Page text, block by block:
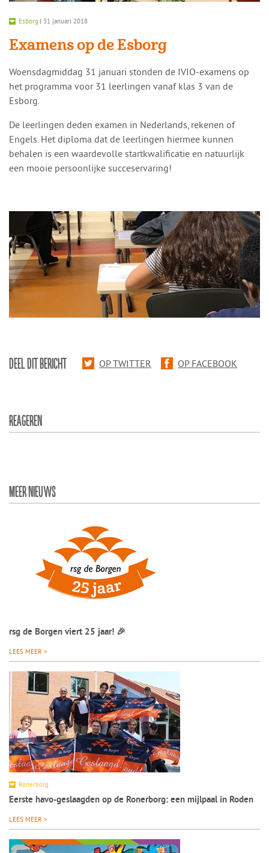
Esborg | 31 januari 2018
Examens op de Esborg
​​Woensdagmiddag 31 januari stonden de IVIO-examens op
het programma voor 31 leerlingen vanaf klas 3 van de
Esborg.
De leerlingen deden examen in Nederlands, rekenen of
Engels. Het diploma dat de leerlingen hiermee kunnen
behalen is een waardevolle startkwalificatie en natuurlijk
een mooie persoonlijke succeservaring!
DEEL DIT BERICHT OP TWITTER OP FACEBOOK
REAGEREN
MEER NIEUWS
rsg de Borgen viert 25 jaar! 🎉
LEES MEER >
Ronerborg
Eerste havo-geslaagden op de Ronerborg: een mijlpaal in Roden
LEES MEER >